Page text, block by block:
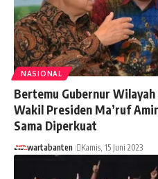
NASIONAL
Bertemu Gubernur
Wakil Presiden Ma’ruf
Sama Diperkuat
wartabanten Kamis, 15 Juni 2023